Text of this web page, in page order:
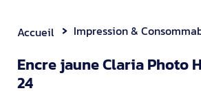
Accueil Impression &
Encre jaune Claria Photo
24C13T24244012